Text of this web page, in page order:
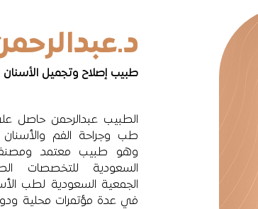
طبيب إصلاح وتجميل الأسنان
الطبيب عبدالرحمن حاصل
طب وجراحة الفم والأسنان
وهو طبيب معتمد
السعودية للتخصصات
الجمعية السعودية لطب
في عدة مؤتمرات محلية